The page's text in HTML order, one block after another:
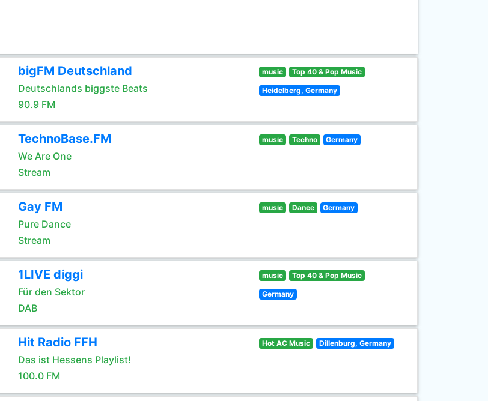
bigFM Deutschland
Deutschlands biggste Beats
90.9 FM
music Top 40 & Pop Music
Heidelberg, Germany
TechnoBase.FM
We Are One
Stream
music Techno Germany
Gay FM
Pure Dance
Stream
music Dance Germany
1LIVE diggi
Für den Sektor
DAB
music Top 40 & Pop Music
Germany
Hit Radio FFH
Das ist Hessens Playlist!
100.0 FM
Hot AC Music Dillenburg, Germany